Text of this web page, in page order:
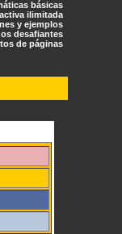
básicas
ilimitada
y ejemplos
desafiantes
de páginas